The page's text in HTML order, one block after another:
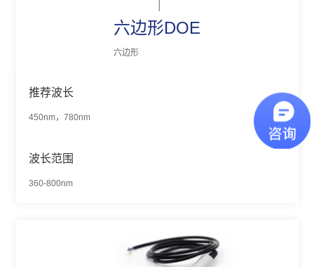
六边形DOE
六边形
推荐波长
450nm，780nm
波长范围
360-800nm